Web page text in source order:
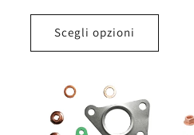
Scegli opzioni